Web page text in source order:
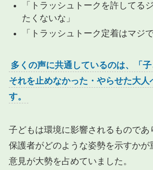
「トラッシュトークを許してる
たくないな」
「トラッシュトーク定着はマジ
多くの声に共通しているのは、「子
それを止めなかった・やらせた大人
す。
子どもは環境に影響されるものであ
保護者がどのような姿勢を示すかが
意見が大勢を占めていました。